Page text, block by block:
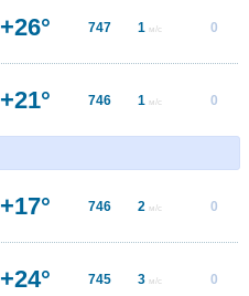
+26° 747 1 м/с 0
+21° 746 1 м/с 0
+17° 746 2 м/с 0
+24° 745 3 м/с 0